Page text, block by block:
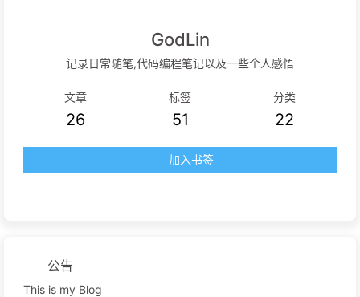
GodLin
记录日常随笔,代码编程笔记以及一些个人感悟
文章
26
标签
51
分类
22
加入书签
公告
This is my Blog